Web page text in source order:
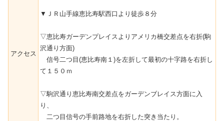
アクセス
▼ＪＲ山手線恵比寿駅西口より徒歩８分
▽恵比寿ガーデンプレイスよりアメリカ橋交差点を右折(駒
沢通り方面)
信号二つ目(恵比寿南１)を左折して最初の十字路を右折し
て１５０ｍ
▽駒沢通り恵比寿南交差点をガーデンブレイス方面に入
り、
二つ目信号の手前路地を右折した突き当たり。